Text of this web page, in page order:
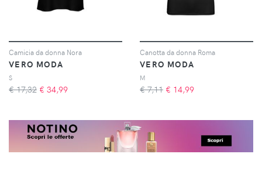
Camicia da donna Nora
VERO MODA
S
€ 17,32 € 34,99
Canotta da donna Roma
VERO MODA
M
€ 7,11 € 14,99